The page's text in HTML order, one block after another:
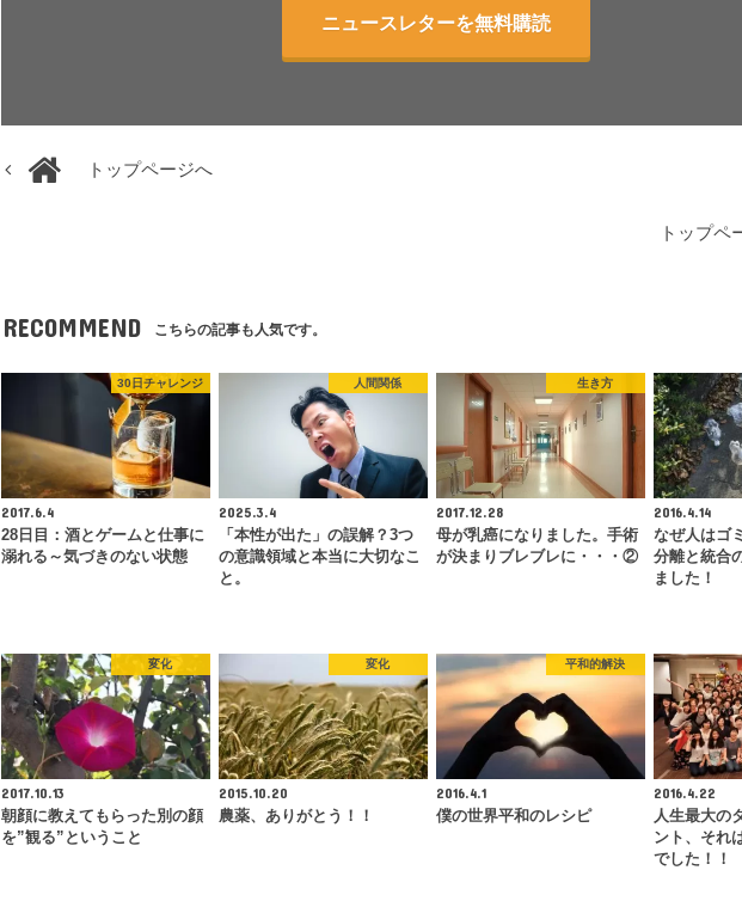
ニュースレターを無料購読
トップページへ
トップペ
RECOMMEND こちらの記事も人気です。
30日チャレンジ
2017.6.4
28日目：酒とゲームと仕事に
溺れる～気づきのない状態
人間関係
2025.3.4
「本性が出た」の誤解？3つ
の意識領域と本当に大切なこ
と。
生き方
2017.12.28
母が乳癌になりました。手術
が決まりブレブレに・・・②
2016.4.14
なぜ人はゴ
分離と統合
ました！
変化
2017.10.13
朝顔に教えてもらった別の顔
を”観る”ということ
変化
2015.10.20
農薬、ありがとう！！
平和的解決
2016.4.1
僕の世界平和のレシピ
2016.4.22
人生最大の
ント、それ
でした！！